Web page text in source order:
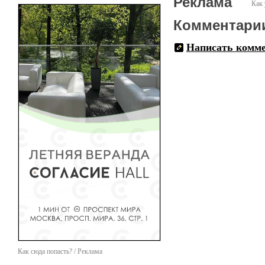
Как сюда попасть? / Реклама
Как
Написать